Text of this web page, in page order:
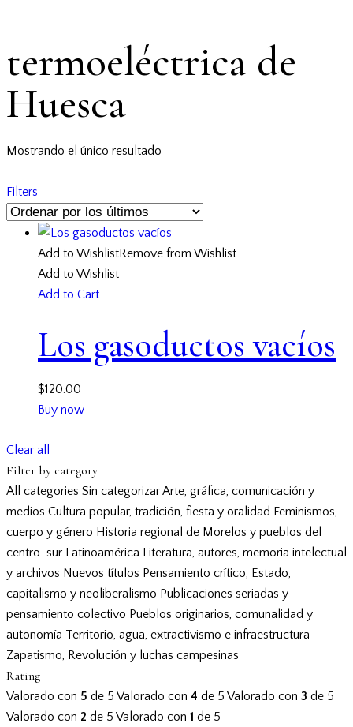
termoeléctrica de
Huesca
Mostrando el único resultado
Filters
Add to WishlistRemove from Wishlist
Add to Wishlist
Add to Cart
Los gasoductos vacíos
$120.00
Buy now
Clear all
Filter by category
All categories Sin categorizarArte, gráfica, comunicación y
medios Cultura popular, tradición, fiesta y oralidad Feminismos,
cuerpo y género Historia regional de Morelos y pueblos del
centro-sur Latinoamérica Literatura, autores, memoria intelectual
y archivos Nuevos títulos Pensamiento crítico, Estado,
capitalismo y neoliberalismo Publicaciones seriadas y
pensamiento colectivo Pueblos originarios, comunalidad y
autonomía Territorio, agua, extractivismo e infraestructura
Zapatismo, Revolución y luchas campesinas
Rating
Valorado con 5 de 5 Valorado con 4 de 5 Valorado con 3 de 5
Valorado con 2 de 5 Valorado con 1 de 5